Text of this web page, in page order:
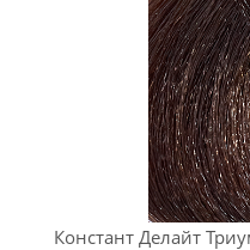
Констант Делайт